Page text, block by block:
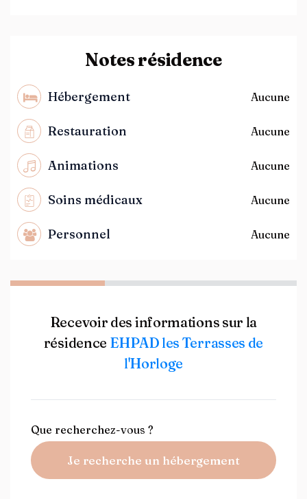
Notes résidence
Hébergement Aucune
Restauration Aucune
Animations Aucune
Soins médicaux Aucune
Personnel Aucune
Recevoir des informations sur la
résidence EHPAD les Terrasses de
l'Horloge
Que recherchez-vous ?
Je recherche un hébergement